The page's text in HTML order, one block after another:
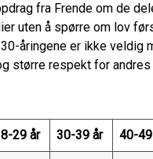
fra Frende om de
uten å spørre om lov
åringene er ikke veldig
større respekt for andres
29 år 30-39 år 40-